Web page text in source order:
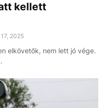
kellett
2025
elkövetők, nem lett jó vége.